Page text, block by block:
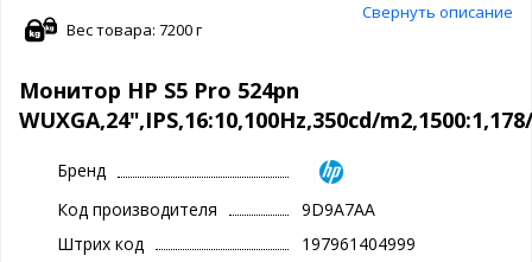
Свернуть описание
Вес товара: 7200 г
Монитор HP S5 Pro 524pn
WUXGA,24",IPS,16:10,100Hz,350cd/
Бренд
Код производителя
9D9A7AA
Штрих код
197961404999